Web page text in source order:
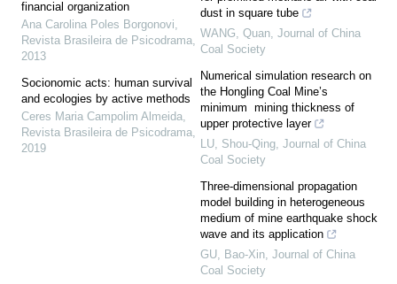
financial organization
Ana Carolina Poles Borgonovi,
Revista Brasileira de Psicodrama,
2013
Socionomic acts: human survival
and ecologies by active methods
Ceres Maria Campolim Almeida,
Revista Brasileira de Psicodrama,
2019
dust in square tube
WANG, Quan, Journal of China
Coal Society
Numerical simulation research on
the Hongling Coal Mine’s
minimum mining thickness of
upper protective layer
LU, Shou-Qing, Journal of China
Coal Society
Three-dimensional propagation
model building in heterogeneous
medium of mine earthquake shock
wave and its application
GU, Bao-Xin, Journal of China
Coal Society